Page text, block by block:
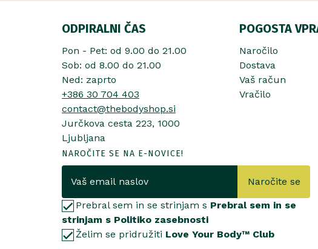
ODPIRALNI ČAS
Pon - Pet: od 9.00 do 21.00
Sob: od 8.00 do 21.00
Ned: zaprto
+386 30 704 403
contact@thebodyshop.si
Jurčkova cesta 223, 1000
Ljubljana
POGOSTA
Naročilo
Dostava
Vaš račun
Vračilo
NAROČITE SE NA E-NOVICE!
Naročite se
Prebral sem in se strinjam s Prebral sem in se
strinjam s Politiko zasebnosti
Želim se pridružiti Love Your Body™ Club